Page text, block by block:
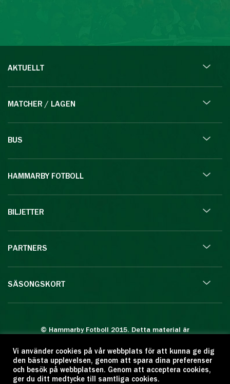
AKTUELLT
MATCHER / LAGEN
BUS
HAMMARBY FOTBOLL
BILJETTER
PARTNERS
SÄSONGSKORT
© Hammarby Fotboll 2015. Detta material är
Eftertryck eller annan kopiering är förbjuden.
Citera oss gärna men ange källan:
www.hammarbyfotboll.se. Ansvarig utgivare:
Vi använder cookies på vår webbplats för att kunna ge dig
den bästa upplevelsen, genom att spara dina preferenser
och besök på webbplatsen. Genom att acceptera cookies,
ger du ditt medtycke till samtliga cookies.